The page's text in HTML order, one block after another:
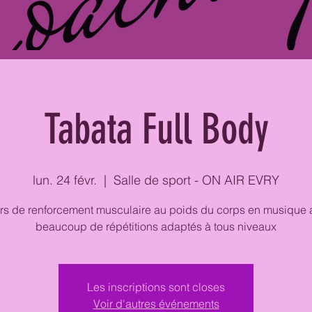
Tabata Full Body
lun. 24 févr.
  |
Salle de sport - ON AIR EVRY
de renforcement musculaire au poids du corps en musique
beaucoup de répétitions adaptés à tous niveaux
Les inscriptions sont closes
Voir d'autres événements